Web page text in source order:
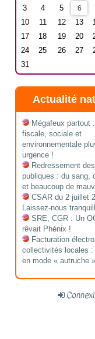
3
4 5 6
10
11 12 13
17
18 19 20
24
25 26 27
31
Actualité
Mégafeux partout
fiscale, sociale et
environnementale
urgence !
Redressement
publiques : du sang,
et beaucoup de
CSAR du 2 juillet
Laissez-nous
SRE, CGR : Un
rêvait Phénix !
Facturation
collectivités locales :
en mode « autruche »